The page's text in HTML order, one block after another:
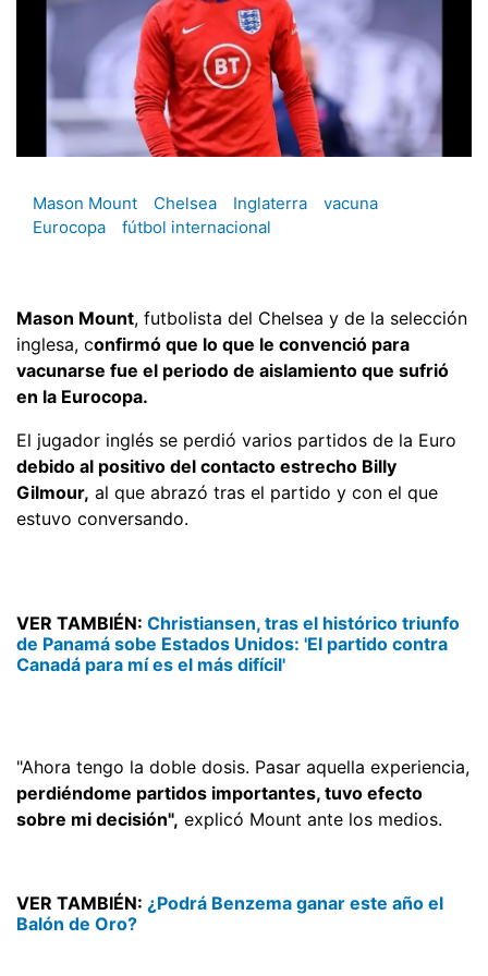
Mason Mount Chelsea Inglaterra
vacuna
Eurocopa
fútbol internacional
Mason Mount, futbolista del Chelsea y de la selección
inglesa, confirmó que lo que le convenció para
vacunarse fue el periodo de aislamiento que sufrió
en la Eurocopa.
El jugador inglés se perdió varios partidos de la Euro
debido al positivo del contacto estrecho Billy
Gilmour, al que abrazó tras el partido y con el que
estuvo conversando.
VER TAMBIÉN: Christiansen, tras el histórico triunfo
de Panamá sobe Estados Unidos: 'El partido contra
Canadá para mí es el más difícil'
"Ahora tengo la doble dosis. Pasar aquella experiencia,
perdiéndome partidos importantes, tuvo efecto
sobre mi decisión", explicó Mount ante los medios.
VER TAMBIÉN: ¿Podrá Benzema ganar este año el
Balón de Oro?